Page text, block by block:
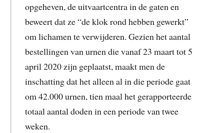
opgeheven, de uitvaartcentra in de gaten en
beweert dat ze “de klok rond hebben gewerkt”
om lichamen te verwijderen. Gezien het aantal
bestellingen van urnen die vanaf 23 maart tot 5
april 2020 zijn geplaatst, maakt men de
inschatting dat het alleen al in die periode gaat
om 42.000 urnen, tien maal het gerapporteerde
totaal aantal doden in een periode van twee
weken.